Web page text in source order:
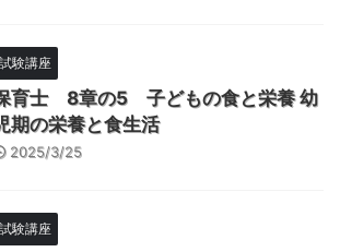
試験講座
育士 8章の5 子どもの食と栄養 幼
期の栄養と食生活
2025/3/25
試験講座